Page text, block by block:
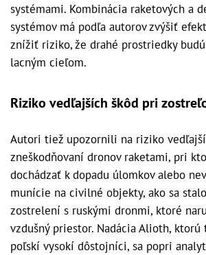
systémami. Kombinácia raketových a
systémov má podľa autorov zvýšiť
znížiť riziko, že drahé prostriedky
lacným cieľom.
Riziko vedľajších škôd pri
Autori tiež upozornili na riziko
zneškodňovaní dronov raketami, pri
dochádzať k dopadu úlomkov alebo
munície na civilné objekty, ako sa
zostrelení s ruskými dronmi, ktoré
vzdušný priestor. Nadácia Alioth,
poľskí vysokí dôstojníci, sa popri